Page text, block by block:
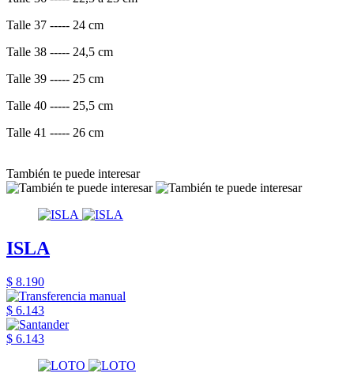
Talle 37 ----- 24 cm
Talle 38 ----- 24,5 cm
Talle 39 ----- 25 cm
Talle 40 ----- 25,5 cm
Talle 41 ----- 26 cm
También te puede interesar
ISLA
$ 8.190
$ 6.143
$ 6.143